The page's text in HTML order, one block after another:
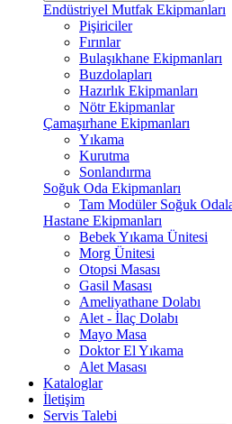
Endüstriyel Mutfak Ekipmanları
Pişiriciler
Fırınlar
Bulaşıkhane Ekipmanları
Buzdolapları
Hazırlık Ekipmanları
Nötr Ekipmanlar
Çamaşırhane Ekipmanları
Yıkama
Kurutma
Sonlandırma
Soğuk Oda Ekipmanları
Tam Modüler Soğuk
Hastane Ekipmanları
Bebek Yıkama Ünitesi
Morg Ünitesi
Otopsi Masası
Gasil Masası
Ameliyathane Dolabı
Alet - İlaç Dolabı
Mayo Masa
Doktor El Yıkama
Alet Masası
Kataloglar
İletişim
Servis Talebi